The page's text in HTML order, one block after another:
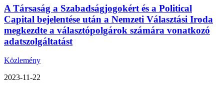
A Társaság a Szabadságjogokért és a Political
Capital bejelentése után a Nemzeti Választási Iroda
megkezdte a választópolgárok számára vonatkozó
adatszolgáltatást
Közlemény
2023-11-22